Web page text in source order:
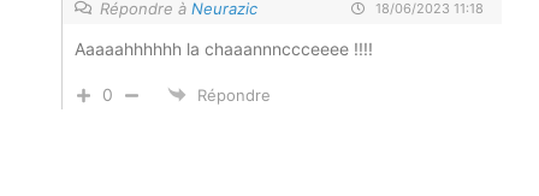
Répondre à Neurazic 18/06/2023 11:18
Aaaaahhhhhh la chaaannnccceeee !!!!
0 Répondre